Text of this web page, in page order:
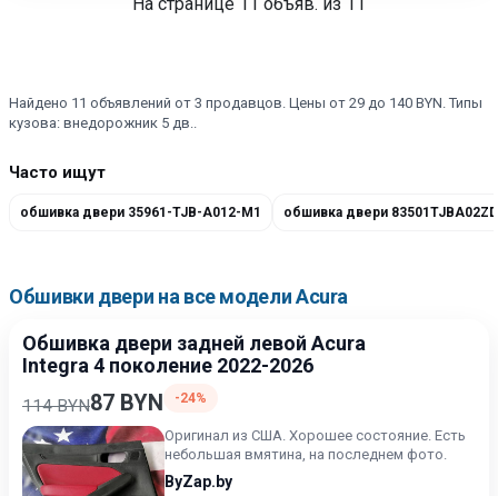
Найдено 11 объявлений от 3 продавцов. Цены от 29 до 140 BYN. Типы
кузова: внедорожник 5 дв..
Часто ищут
обшивка двери 35961-TJB-A012-M1 обшивка двери 83501TJBA02ZD
Обшивки двери на все модели Acura
Обшивка двери задней левой Acura
Integra 4 поколение 2022-2026
114 BYN87 BYN -24%
Оригинал из США. Хорошее состояние. Есть
небольшая вмятина, на последнем фото.
ByZap.by